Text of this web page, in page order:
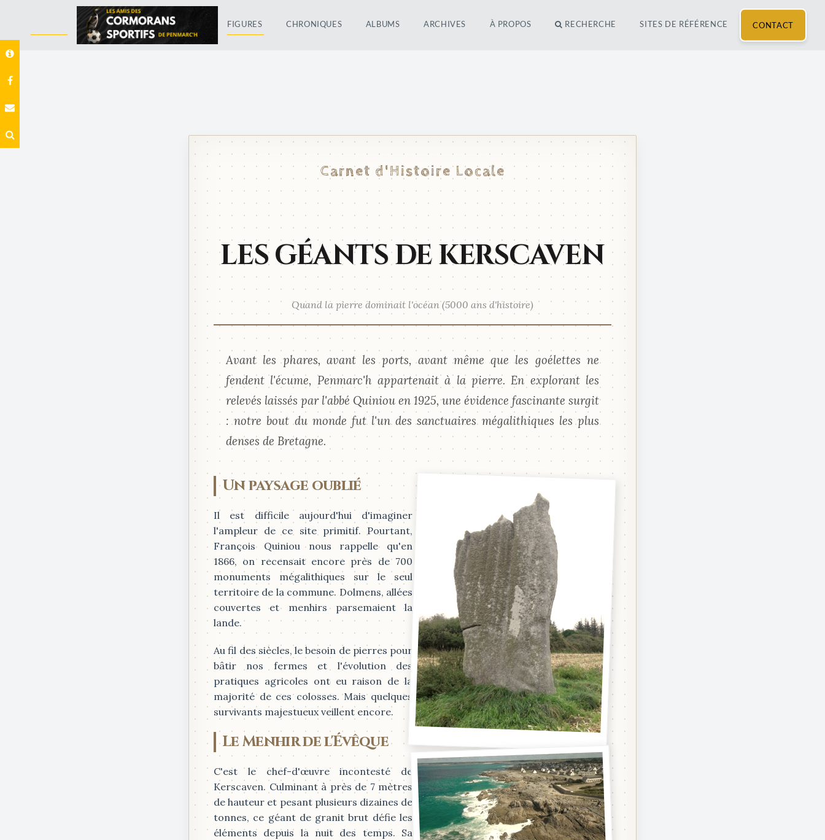
FIGURES CHRONIQUES ALBUMS ARCHIVES À PROPOS RECHERCHE SITES DE RÉFÉRENCE CONTACT
Carnet d'Histoire Locale
LES GÉANTS DE KERSCAVEN
Quand la pierre dominait l'océan (5000 ans d'histoire)
Avant les phares, avant les ports, avant même que les goélettes ne
fendent l'écume, Penmarc'h appartenait à la pierre. En explorant les
relevés laissés par l'abbé Quiniou en 1925, une évidence fascinante surgit
: notre bout du monde fut l'un des sanctuaires mégalithiques les plus
denses de Bretagne.
Un paysage oublié
Il est difficile aujourd'hui d'imaginer
l'ampleur de ce site primitif. Pourtant,
François Quiniou nous rappelle qu'en
1866, on recensait encore près de 700
monuments mégalithiques sur le seul
territoire de la commune. Dolmens, allées
couvertes et menhirs parsemaient la
lande.
Au fil des siècles, le besoin de pierres pour
bâtir nos fermes et l'évolution des
pratiques agricoles ont eu raison de la
majorité de ces colosses. Mais quelques
survivants majestueux veillent encore.
Le Menhir de l'Évêque
C'est le chef-d'œuvre incontesté de
Kerscaven. Culminant à près de 7 mètres
de hauteur et pesant plusieurs dizaines de
tonnes, ce géant de granit brut défie les
éléments depuis la nuit des temps. Sa